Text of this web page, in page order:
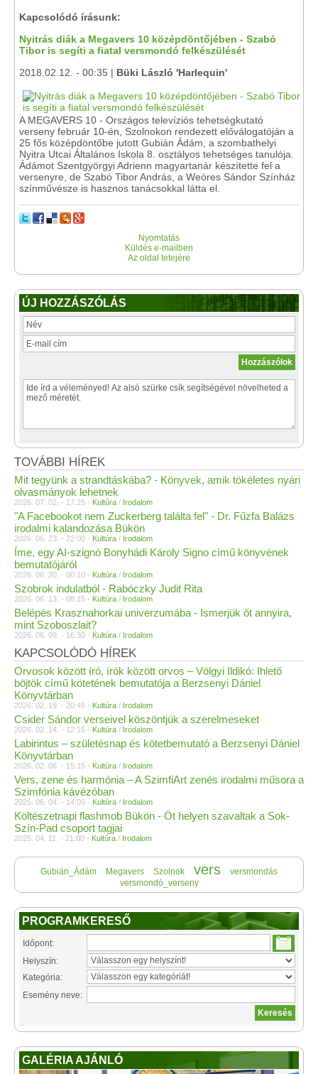
Kapcsolódó írásunk:
Nyitrás diák a Megavers 10 középdöntőjében - Szabó
Tibor is segíti a fiatal versmondó felkészülését
2018.02.12. - 00:35 | Büki László 'Harlequin'
A MEGAVERS 10 - Országos televíziós tehetségkutató
verseny február 10-én, Szolnokon rendezett előválogatóján a
25 fős középdöntőbe jutott Gubián Ádám, a szombathelyi
Nyitra Utcai Általános Iskola 8. osztályos tehetséges tanulója.
Ádámot Szentgyörgyi Adrienn magyartanár készítette fel a
versenyre, de Szabó Tibor András, a Weöres Sándor Színház
színművésze is hasznos tanácsokkal látta el.
Nyomtatás
Küldés e-mailben
Az oldal tetejére
ÚJ HOZZÁSZÓLÁS
TOVÁBBI HÍREK
Mit tegyünk a strandtáskába? - Könyvek, amik tökéletes nyári
olvasmányok lehetnek
2026. 07. 02. - 17:25 - Kultúra / Irodalom
"A Facebookot nem Zuckerberg találta fel" - Dr. Fűzfa Balázs
irodalmi kalandozása Bükön
2026. 06. 23. - 22:00 - Kultúra / Irodalom
Íme, egy AI-szignó Bonyhádi Károly Signo című könyvének
bemutatójáról
2026. 06. 20. - 00:10 - Kultúra / Irodalom
Szobrok indulatból - Rabóczky Judit Rita
2026. 06. 13. - 08:15 - Kultúra / Irodalom
Belépés Krasznahorkai univerzumába - Ismerjük őt annyira,
mint Szoboszlait?
2026. 06. 09. - 16:30 - Kultúra / Irodalom
KAPCSOLÓDÓ HÍREK
Orvosok között író, írók között orvos – Völgyi Ildikó: Ihlető
böjtök című kötetének bemutatója a Berzsenyi Dániel
Könyvtárban
2026. 02. 19. - 20:45 - Kultúra / Irodalom
Csider Sándor verseivel köszöntjük a szerelmeseket
2026. 02. 14. - 12:15 - Kultúra / Irodalom
Labirintus – születésnap és kötetbemutató a Berzsenyi Dániel
Könyvtárban
2026. 02. 06. - 15:15 - Kultúra / Irodalom
Vers, zene és harmónia – A SzimfiArt zenés irodalmi műsora a
Szimfónia kávézóban
2025. 06. 04. - 14:00 - Kultúra / Irodalom
Költészetnapi flashmob Bükön - Öt helyen szavaltak a Sok-
Szín-Pad csoport tagjai
2025. 04. 11. - 21:00 - Kultúra / Irodalom
Gubián_Ádám Megavers Szolnok vers
versmondás
versmondó_verseny
PROGRAMKERESŐ
Időpont:
Helyszín:
Kategória:
Esemény neve:
GALÉRIA AJÁNLÓ